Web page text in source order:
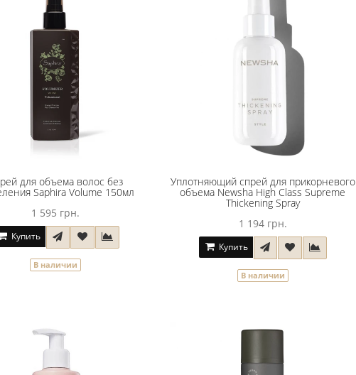
для объема волос без
Saphira Volume 150мл
1 595 грн.
Купить
В наличии
Уплотняющий спрей для прикорневого
объема Newsha High Class Supreme
Thickening Spray
1 194 грн.
Купить
В наличии